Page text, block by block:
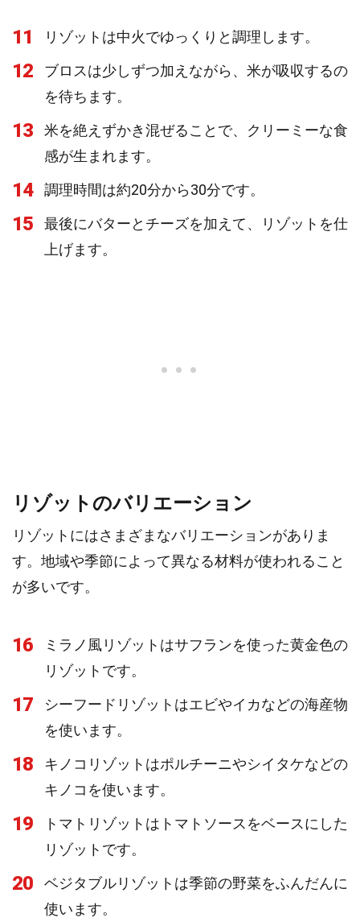
11 リゾットは中火でゆっくりと調理します。
12
ブロスは少しずつ加えながら、米が吸収するの
を待ちます。
13
米を絶えずかき混ぜることで、クリーミーな食
感が生まれます。
14 調理時間は約20分から30分です。
15
最後にバターとチーズを加えて、リゾットを仕
上げます。
リゾットのバリエーション
リゾットにはさまざまなバリエーションがありま
す。地域や季節によって異なる材料が使われること
が多いです。
16
ミラノ風リゾットはサフランを使った黄金色の
リゾットです。
17
シーフードリゾットはエビやイカなどの海産物
を使います。
18
キノコリゾットはポルチーニやシイタケなどの
キノコを使います。
19
トマトリゾットはトマトソースをベースにした
リゾットです。
20
ベジタブルリゾットは季節の野菜をふんだんに
使います。